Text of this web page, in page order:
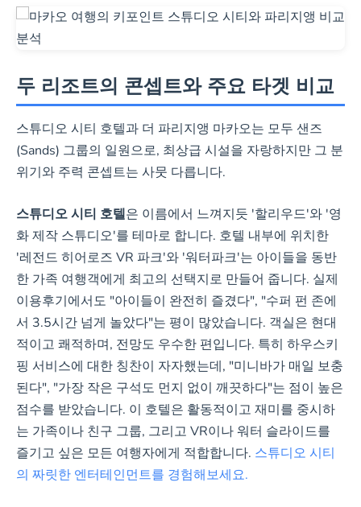
두 리조트의 콘셉트와 주요 타겟 비교
스튜디오 시티 호텔과 더 파리지앵 마카오는 모두 샌즈
(Sands) 그룹의 일원으로, 최상급 시설을 자랑하지만 그 분
위기와 주력 콘셉트는 사뭇 다릅니다.
스튜디오 시티 호텔은 이름에서 느껴지듯 '할리우드'와 '영
화 제작 스튜디오'를 테마로 합니다. 호텔 내부에 위치한
'레전드 히어로즈 VR 파크'와 '워터파크'는 아이들을 동반
한 가족 여행객에게 최고의 선택지로 만들어 줍니다. 실제
이용후기에서도 "아이들이 완전히 즐겼다", "수퍼 펀 존에
서 3.5시간 넘게 놀았다"는 평이 많았습니다. 객실은 현대
적이고 쾌적하며, 전망도 우수한 편입니다. 특히 하우스키
핑 서비스에 대한 칭찬이 자자했는데, "미니바가 매일 보충
된다", "가장 작은 구석도 먼지 없이 깨끗하다"는 점이 높은
점수를 받았습니다. 이 호텔은 활동적이고 재미를 중시하
는 가족이나 친구 그룹, 그리고 VR이나 워터 슬라이드를
즐기고 싶은 모든 여행자에게 적합합니다. 스튜디오 시티
의 짜릿한 엔터테인먼트를 경험해보세요.